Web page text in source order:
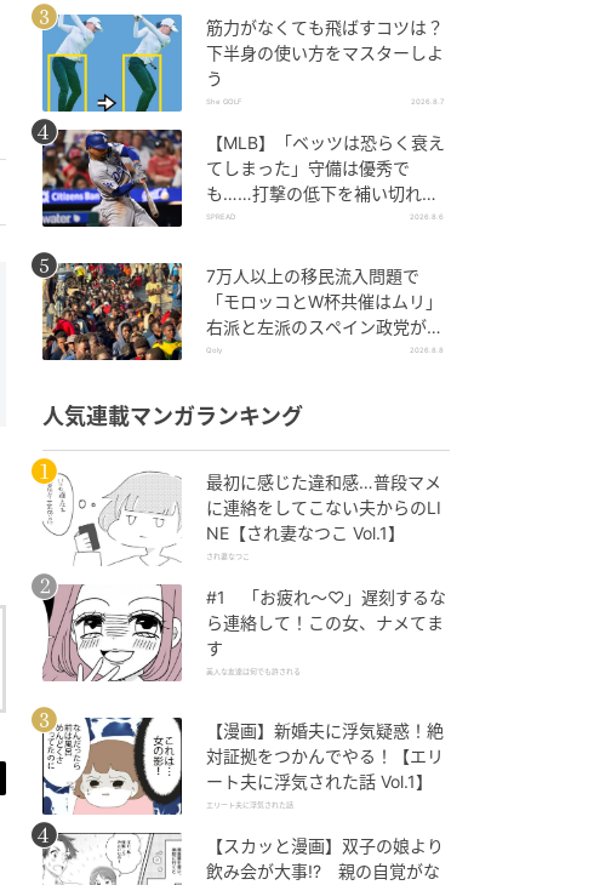
筋力がなくても飛ばすコツは？
下半身の使い方をマスターしよ
う
She GOLF 2026.8.7
【MLB】「ベッツは恐らく衰え
てしまった」守備は優秀で
も……打撃の低下を補い切れ
ず 地元メディアが議論「未来
SPREAD 2026.8.6
7万人以上の移民流入問題で
「モロッコとW杯共催はムリ」
右派と左派のスペイン政党が要
求
Qoly 2026.8.8
人気連載マンガランキング
最初に感じた違和感…普段マメ
に連絡をしてこない夫からのLI
NE【され妻なつこ Vol.1】
され妻なつこ
#1 「お疲れ〜♡」遅刻するな
ら連絡して！この女、ナメてま
す
美人な友達は何でも許される
【漫画】新婚夫に浮気疑惑！絶
対証拠をつかんでやる！【エリ
ート夫に浮気された話 Vol.1】
エリート夫に浮気された話
【スカッと漫画】双子の娘より
飲み会が大事!? 親の自覚がな